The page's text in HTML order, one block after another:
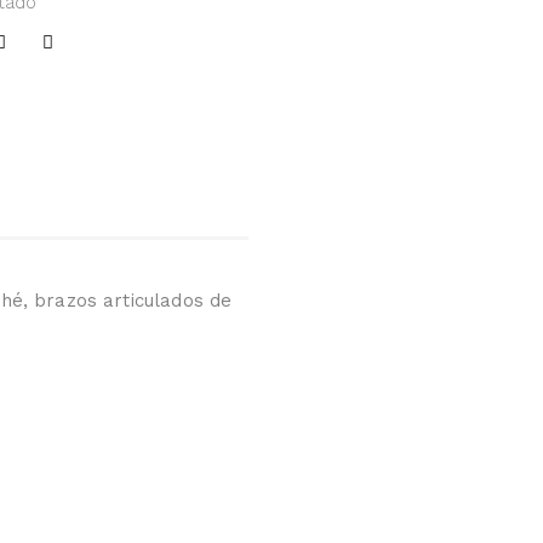
brazos articulados de